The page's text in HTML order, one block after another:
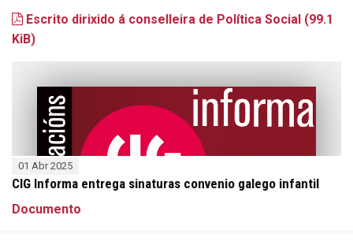
Escrito dirixido á conselleira de Política Social (99.1
KiB)
01 Abr 2025
CIG Informa entrega sinaturas convenio galego infantil
Documento